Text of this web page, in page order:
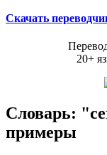
Скачать
20+
Словарь:
примеры